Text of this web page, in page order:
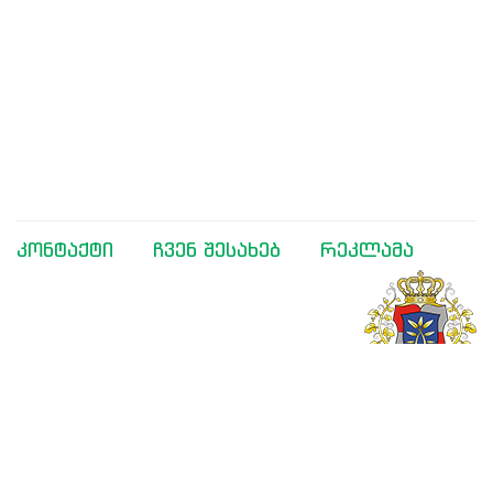
კონტაქტი ჩვენ შესახებ რეკლამა